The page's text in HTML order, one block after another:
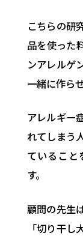
こちらの研
品を使った
ンアレルゲ
一緒に作ら
アレルギー
れてしまう
ていること
す。
顧問の先生
「切り干